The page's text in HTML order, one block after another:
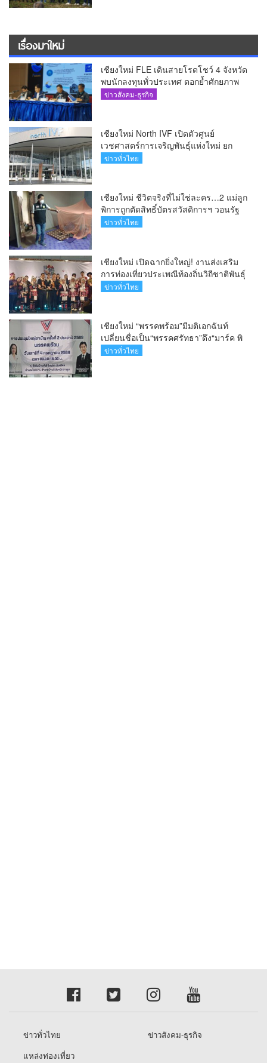
เรื่องมาใหม่
เชียงใหม่ FLE เดินสายโรดโชว์ 4 จังหวัด
พบนักลงทุนทั่วประเทศ ตอกย้ำศักยภาพ
ผู้นำธุรกิจระบบน้ำครบวงจร(คลิป)
ข่าวสังคม-ธุรกิจ
เชียงใหม่ North IVF เปิดตัวศูนย์
เวชศาสตร์การเจริญพันธุ์แห่งใหม่ ยก
ระดับเชียงใหม่สู่ ศูนย์กลางการรักษาผู้มี
ข่าวทั่วไทย
เชียงใหม่ ชีวิตจริงที่ไม่ใช่ละคร…2 แม่ลูก
พิการถูกตัดสิทธิ์บัตรสวัสดิการฯ วอนรัฐ
ทบทวนเกณฑ์ช่วยคนจน(คลิป)
ข่าวทั่วไทย
เชียงใหม่ เปิดฉากยิ่งใหญ่! งานส่งเสริม
การท่องเที่ยวประเพณีท้องถิ่นวิถีชาติพันธุ์
ล้านนา(คลิป)
ข่าวทั่วไทย
เชียงใหม่ “พรรคพร้อม”มีมติเอกฉันท์
เปลี่ยนชื่อเป็น“พรรคศรัทธา”ดึง“มาร์ค พิ
ตบูล”นำทัพกรรมการบริหารชุดใหม่(คลิป)
ข่าวทั่วไทย
ข่าวทั่วไทย
ข่าวสังคม-ธุรกิจ
แหล่งท่องเที่ยว